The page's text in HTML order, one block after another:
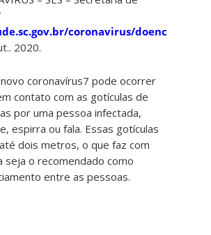
coronavirus/doenca.html.
2020.
coronavírus7 pode ocorrer
contato com as gotículas de
por uma pessoa infectada,
espirra ou fala. Essas gotículas
dois metros, o que faz com
seja o recomendado como
entre as pessoas.